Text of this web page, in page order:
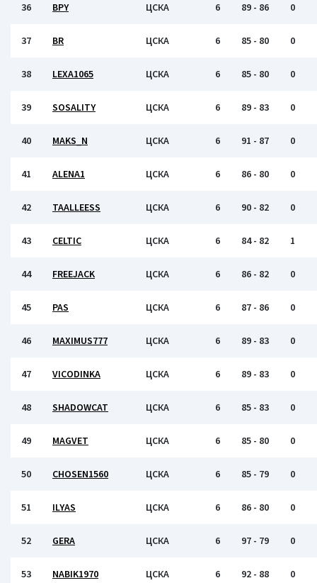
36 BPY ЦСКА 6 89 - 86 0
37 BR ЦСКА 6 85 - 80 0
38 LEXA1065 ЦСКА 6 85 - 80 0
39 SOSALITY ЦСКА 6 89 - 83 0
40 MAKS_N ЦСКА 6 91 - 87 0
41 ALENA1 ЦСКА 6 86 - 80 0
42 TAALLEESS ЦСКА 6 90 - 82 0
43 CELTIC ЦСКА 6 84 - 82 1
44 FREEJACK ЦСКА 6 86 - 82 0
45 PAS ЦСКА 6 87 - 86 0
46 MAXIMUS777 ЦСКА 6 89 - 83 0
47 VICODINKA ЦСКА 6 89 - 83 0
48 SHADOWCAT ЦСКА 6 85 - 83 0
49 MAGVET ЦСКА 6 85 - 80 0
50 CHOSEN1560 ЦСКА 6 85 - 79 0
51 ILYAS ЦСКА 6 86 - 80 0
52 GERA ЦСКА 6 97 - 79 0
53 NABIK1970 ЦСКА 6 92 - 88 0